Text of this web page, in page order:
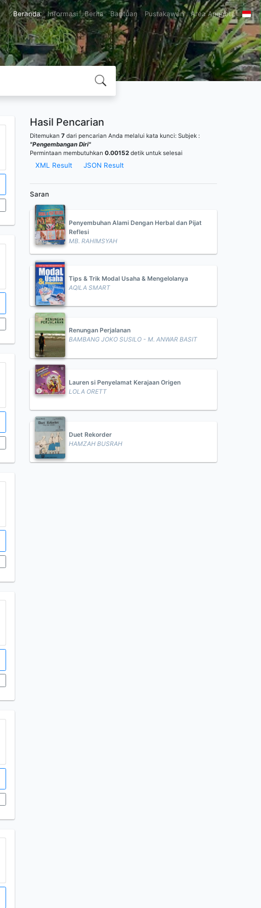
Beranda Informasi Berita Bantuan Pustakawan Area Anggota
Hasil Pencarian
Ditemukan 7 dari pencarian Anda melalui kata kunci: Subjek :
"Pengembangan Diri"
Permintaan membutuhkan 0.00152 detik untuk selesai
XML Result JSON Result
Saran
Penyembuhan Alami Dengan Herbal dan Pijat
Reflesi
MB. RAHIMSYAH
Tips & Trik Modal Usaha & Mengelolanya
AQILA SMART
Renungan Perjalanan
BAMBANG JOKO SUSILO - M. ANWAR BASIT
Lauren si Penyelamat Kerajaan Origen
LOLA ORETT
Duet Rekorder
HAMZAH BUSRAH